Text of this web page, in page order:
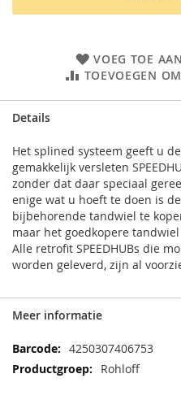
VOEG TOE
TOEVOEGEN
Details
Het splined systeem geeft u
gemakkelijk versleten
zonder dat daar speciaal
enige wat u hoeft te doen is
bijbehorende tandwiel te
maar het goedkopere
Alle retrofit SPEEDHUBs die
worden geleverd, zijn al
Meer informatie
Meer
informatie
4250307406753
Rohloff